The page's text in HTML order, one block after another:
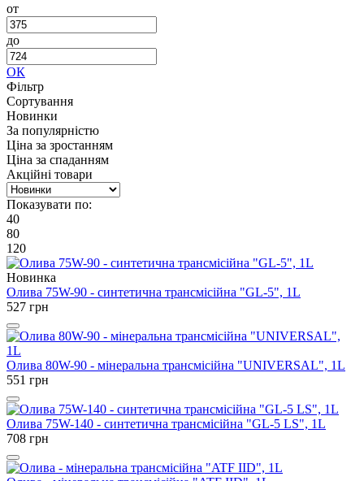
от
до
ОК
Фільтр
Сортування
Новинки
За популярністю
Ціна за зростанням
Ціна за спаданням
Акційні товари
Показувати по:
40
80
120
Новинка
Олива 75W-90 - синтетична трансмісійна "GL-5", 1L
527 грн
Олива 80W-90 - мінеральна трансмісійна "UNIVERSAL", 1L
551 грн
Олива 75W-140 - синтетична трансмісійна "GL-5 LS", 1L
708 грн